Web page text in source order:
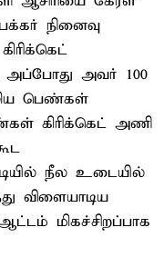
நினைவு
அப்போது அவர் 100
பெண்கள்
கிரிக்கெட் அணி
நீல உடையில்
விளையாடிய
மிகச்சிறப்பாக